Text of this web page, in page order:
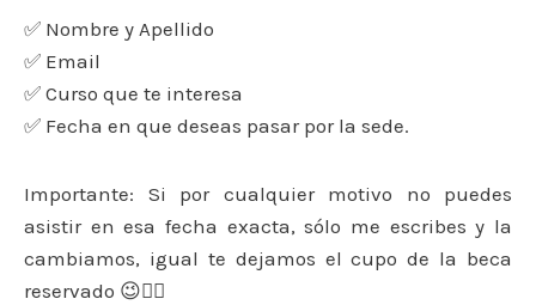
✅ Nombre y Apellido
✅ Email
✅ Curso que te interesa
✅ Fecha en que deseas pasar por la sede.
Importante: Si por cualquier motivo no puedes
asistir en esa fecha exacta, sólo me escribes y la
cambiamos, igual te dejamos el cupo de la beca
reservado 😉👍🏻